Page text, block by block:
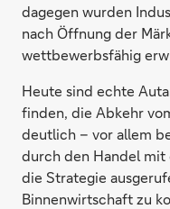
dagegen wurden
nach Öffnung der
wettbewerbsfähig
Heute sind echte
finden, die Abkehr
deutlich – vor allem
durch den Handel mit
die Strategie
Binnenwirtschaft zu